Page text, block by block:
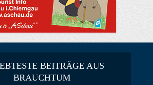
BEITRÄGE AUS
BRAUCHTUM